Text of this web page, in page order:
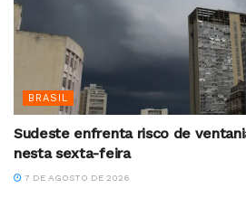
BRASIL
Sudeste enfrenta risco de
nesta sexta-feira
7 DE AGOSTO DE 2026